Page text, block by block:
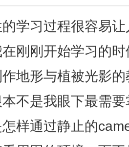
学习过程很容易
刚刚开始学习的
地形与植被光影
不是我眼下最需
样通过静止的